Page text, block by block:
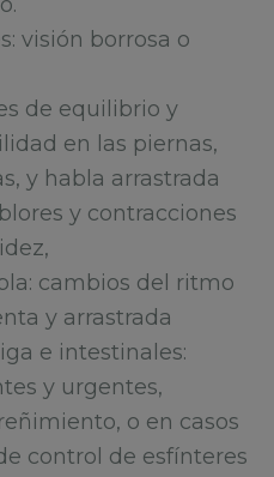
visión borrosa o
de equilibrio y
en las piernas,
y habla arrastrada
y contracciones
cambios del ritmo
y arrastrada
e intestinales:
y urgentes,
o en casos
control de esfínteres